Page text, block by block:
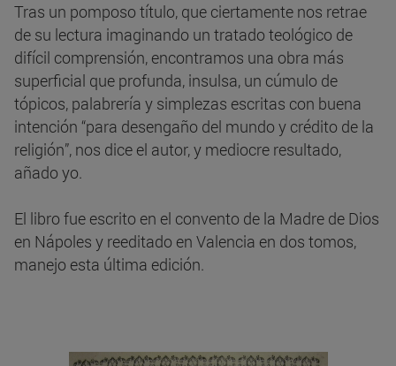
Tras un pomposo título, que ciertamente nos retrae
de su lectura imaginando un tratado teológico de
difícil comprensión, encontramos una obra más
superficial que profunda, insulsa, un cúmulo de
tópicos, palabrería y simplezas escritas con buena
intención “para desengaño del mundo y crédito de la
religión”, nos dice el autor, y mediocre resultado,
añado yo.
El libro fue escrito en el convento de la Madre de Dios
en Nápoles y reeditado en Valencia en dos tomos,
manejo esta última edición.